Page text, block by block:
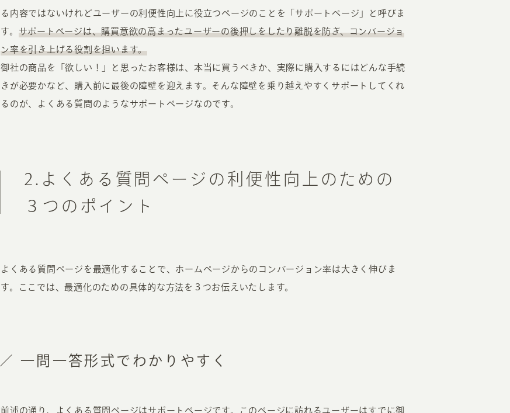
る内容ではないけれどユーザーの利便性向上に役立つページのことを「サポートページ」と呼びま
す。 サポートページは、購買意欲の高まったユーザーの後押しをしたり離脱を防ぎ、コンバージョ
ン率を引き上げる役割を担います。
御社の商品を「欲しい！」と思ったお客様は、本当に買うべきか、実際に購入するにはどんな手続
きが必要かなど、購入前に最後の障壁を迎えます。そんな障壁を乗り越えやすくサポートしてくれ
るのが、よくある質問のようなサポートページなのです。
2.よくある質問ページの利便性向上のための
３つのポイント
よくある質問ページを最適化することで、ホームページからのコンバージョン率は大きく伸びま
す。ここでは、最適化のための具体的な方法を３つお伝えいたします。
一問一答形式でわかりやすく
前述の通り、よくある質問ページはサポートページです。このページに訪れるユーザーはすでに御